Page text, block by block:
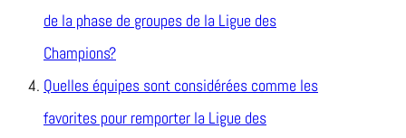
de la phase de groupes de la Ligue des
Champions?
Quelles équipes sont considérées comme les
favorites pour remporter la Ligue des